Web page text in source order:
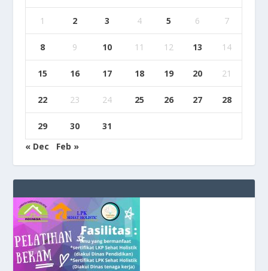
1 2 3 4 5 6 7
8 9 10 11 12 13 14
15 16 17 18 19 20 21
22 23 24 25 26 27 28
29 30
31
« Dec
Feb »